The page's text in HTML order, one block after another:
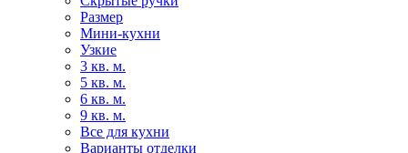
Размер
Мини-кухни
Узкие
3 кв. м.
5 кв. м.
6 кв. м.
9 кв. м.
Все для кухни
Варианты отделки